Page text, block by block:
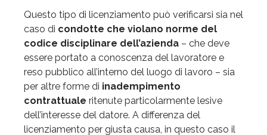
Questo tipo di licenziamento può verificarsi sia nel
caso di condotte che violano norme del
codice disciplinare dell’azienda – che deve
essere portato a conoscenza del lavoratore e
reso pubblico all’interno del luogo di lavoro – sia
per altre forme di inadempimento
contrattuale ritenute particolarmente lesive
dell’interesse del datore. A differenza del
licenziamento per giusta causa, in questo caso il